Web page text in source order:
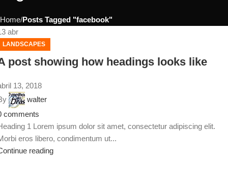
Home Posts Tagged "facebook"
abr
LANDSCAPES
post showing how headings looks like
13, 2018
walter
comments
1 Lorem ipsum dolor sit amet, consectetur adipiscing elit.
eros libero, condimentum ut...
reading